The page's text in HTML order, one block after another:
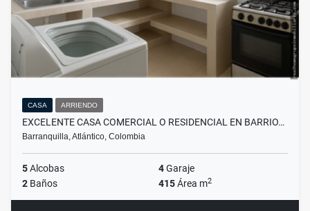
CASA ARRIENDO
EXCELENTE CASA COMERCIAL O RESIDENCIAL EN BARRIO…
Barranquilla, Atlántico, Colombia
5Alcobas 4Garaje
2 Baños 415Área m2